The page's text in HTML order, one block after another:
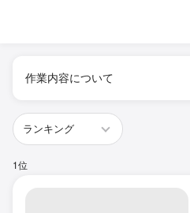
作業内容について
1位